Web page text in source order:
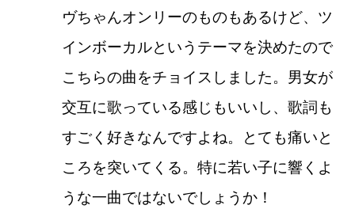
ヴちゃんオンリーのものもあるけど、ツ
インボーカルというテーマを決めたので
こちらの曲をチョイスしました。男女が
交互に歌っている感じもいいし、歌詞も
すごく好きなんですよね。とても痛いと
ころを突いてくる。特に若い子に響くよ
うな一曲ではないでしょうか！